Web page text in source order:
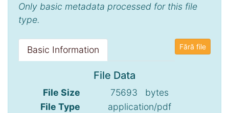
Only basic metadata processed for this file
type.
Fără file
Basic Information
File Data
File Size
75693 bytes
File Type
application/pdf